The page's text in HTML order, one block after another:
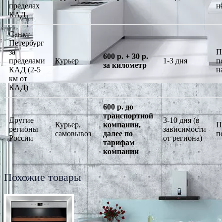
пределах
КАД
Санкт-
Петербург
за
пределами
КАД (2-5
км от
КАД)
Курьер
600 р. + 30 р.
за километр
1-3 дня
Другие
регионы
России
Курьер,
самовывоз
600 р. до
транспортной
компании,
далее по
тарифам
компании
3-10 дня (в
зависимости
от региона)
Похожие товары